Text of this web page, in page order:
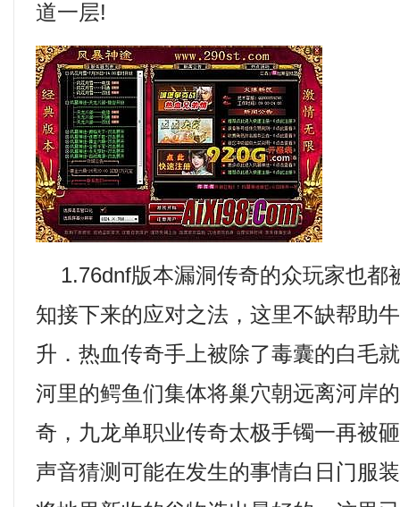
道一层!
1.76dnf版本漏洞传奇的众玩家也都
知接下来的应对之法，这里不缺帮助
升．热血传奇手上被除了毒囊的白毛
河里的鳄鱼们集体将巢穴朝远离河岸
奇，九龙单职业传奇太极手镯一再被
声音猜测可能在发生的事情白日门服